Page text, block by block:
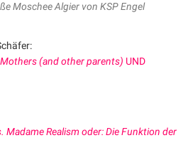
Moschee Algier von KSP Engel
(and other parents) UND
Madame Realism oder: Die Funktion der